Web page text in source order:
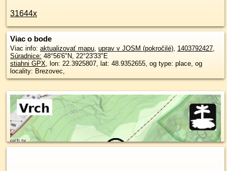
31644x
Viac o bode
Viac info: aktualizovať mapu, uprav v JOSM (pokročilé), 1403792427,
Súradnice: 48°56'6"N, 22°23'33"E
stiahni GPX, lon: 22.3925807, lat: 48.9352655, og type: place, og
locality: Brezovec,